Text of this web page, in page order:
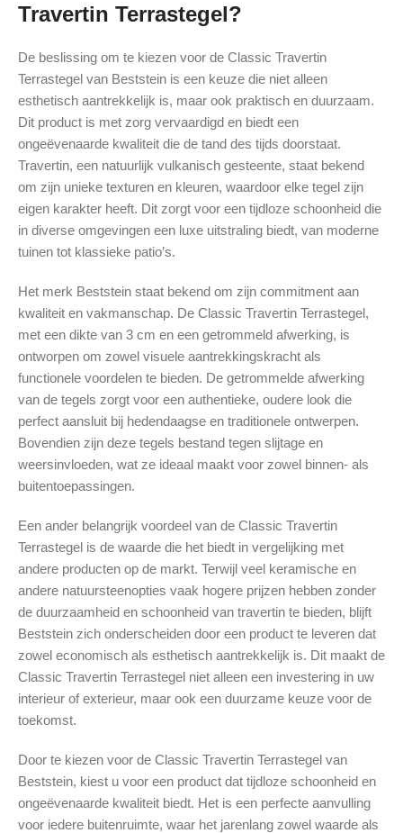
Travertin Terrastegel?
De beslissing om te kiezen voor de Classic Travertin
Terrastegel van Beststein is een keuze die niet alleen
esthetisch aantrekkelijk is, maar ook praktisch en duurzaam.
Dit product is met zorg vervaardigd en biedt een
ongeëvenaarde kwaliteit die de tand des tijds doorstaat.
Travertin, een natuurlijk vulkanisch gesteente, staat bekend
om zijn unieke texturen en kleuren, waardoor elke tegel zijn
eigen karakter heeft. Dit zorgt voor een tijdloze schoonheid die
in diverse omgevingen een luxe uitstraling biedt, van moderne
tuinen tot klassieke patio’s.
Het merk Beststein staat bekend om zijn commitment aan
kwaliteit en vakmanschap. De Classic Travertin Terrastegel,
met een dikte van 3 cm en een getrommeld afwerking, is
ontworpen om zowel visuele aantrekkingskracht als
functionele voordelen te bieden. De getrommelde afwerking
van de tegels zorgt voor een authentieke, oudere look die
perfect aansluit bij hedendaagse en traditionele ontwerpen.
Bovendien zijn deze tegels bestand tegen slijtage en
weersinvloeden, wat ze ideaal maakt voor zowel binnen- als
buitentoepassingen.
Een ander belangrijk voordeel van de Classic Travertin
Terrastegel is de waarde die het biedt in vergelijking met
andere producten op de markt. Terwijl veel keramische en
andere natuursteenopties vaak hogere prijzen hebben zonder
de duurzaamheid en schoonheid van travertin te bieden, blijft
Beststein zich onderscheiden door een product te leveren dat
zowel economisch als esthetisch aantrekkelijk is. Dit maakt de
Classic Travertin Terrastegel niet alleen een investering in uw
interieur of exterieur, maar ook een duurzame keuze voor de
toekomst.
Door te kiezen voor de Classic Travertin Terrastegel van
Beststein, kiest u voor een product dat tijdloze schoonheid en
ongeëvenaarde kwaliteit biedt. Het is een perfecte aanvulling
voor iedere buitenruimte, waar het jarenlang zowel waarde als